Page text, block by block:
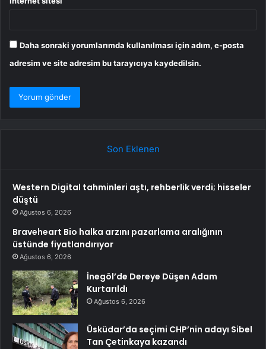
Daha sonraki yorumlarımda kullanılması için adım, e-posta
adresim ve site adresim bu tarayıcıya kaydedilsin.
Son Eklenen
Western Digital tahminleri aştı, rehberlik verdi; hisseler
düştü
Ağustos 6, 2026
Braveheart Bio halka arzını pazarlama aralığının
üstünde fiyatlandırıyor
Ağustos 6, 2026
İnegöl’de Dereye Düşen Adam
Kurtarıldı
Ağustos 6, 2026
Üsküdar’da seçimi CHP’nin adayı Sibel
Tan Çetinkaya kazandı